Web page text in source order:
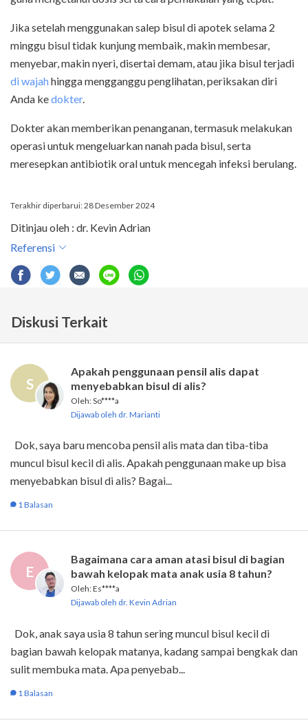
Jika setelah menggunakan salep bisul di apotek selama 2
minggu bisul tidak kunjung membaik, makin membesar,
menyebar, makin nyeri, disertai demam, atau jika bisul terjadi
di wajahhingga mengganggu penglihatan, periksakan diri
Anda kedokter.
Dokter akan memberikan penanganan, termasuk melakukan
operasi untuk mengeluarkan nanah pada bisul, serta
meresepkan antibiotik oral untuk mencegah infeksi berulang.
Terakhir diperbarui: 28 Desember 2024